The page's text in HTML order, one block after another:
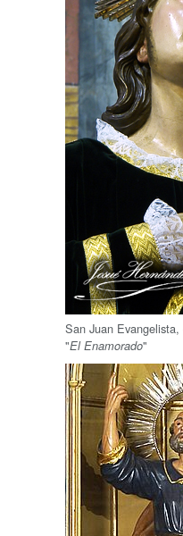
San Juan
"El Enamorado"